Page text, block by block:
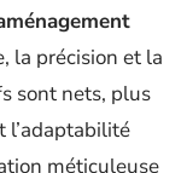
la précision et la
sont nets, plus
l’adaptabilité
méticuleuse